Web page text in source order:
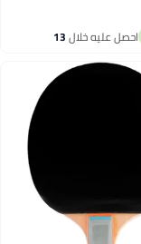
احصل عليه خلال13